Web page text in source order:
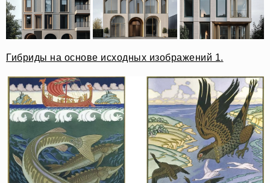
Гибриды на основе исходных изображений 1.